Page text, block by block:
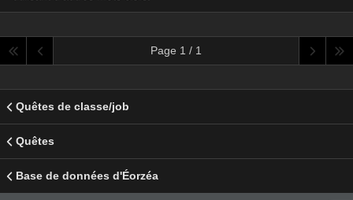
Page 1 / 1
Quêtes de classe/job
Quêtes
Base de données d'Éorzéa